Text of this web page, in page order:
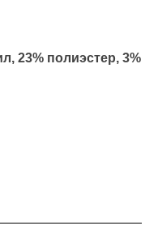
23% полиэстер, 3%